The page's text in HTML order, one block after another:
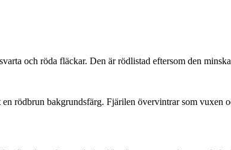
och röda fläckar. Den är rödlistad eftersom den
rödbrun bakgrundsfärg. Fjärilen övervintrar som vuxen